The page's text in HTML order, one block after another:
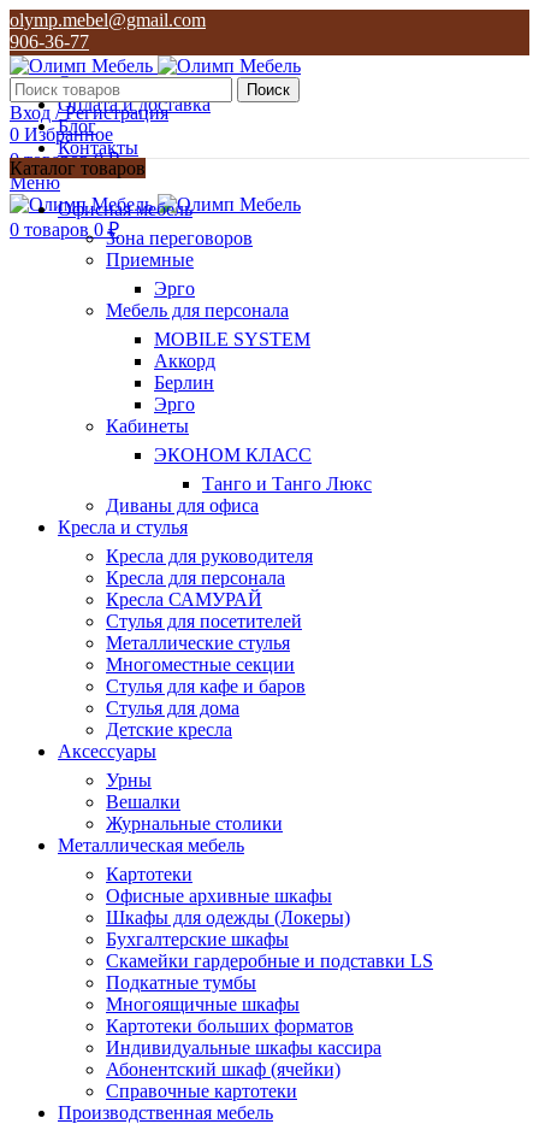
olymp.mebel@gmail.com
906-36-77
О нас
Оплата и доставка
Блог
Контакты
906-36-77
Поиск
Вход / Регистрация
0 Избранное
0товаров 0₽
Меню
0 товаров 0₽
Каталог товаров
Офисная мебель
Зона переговоров
Приемные
Эрго
Мебель для персонала
MOBILE SYSTEM
Аккорд
Берлин
Эрго
Кабинеты
ЭКОНОМ КЛАСС
Танго и Танго Люкс
Диваны для офиса
Кресла и стулья
Кресла для руководителя
Кресла для персонала
Кресла САМУРАЙ
Стулья для посетителей
Металлические стулья
Многоместные секции
Стулья для кафе и баров
Стулья для дома
Детские кресла
Аксессуары
Урны
Вешалки
Журнальные столики
Металлическая мебель
Картотеки
Офисные архивные шкафы
Шкафы для одежды (Локеры)
Бухгалтерские шкафы
Скамейки гардеробные и подставки LS
Подкатные тумбы
Многоящичные шкафы
Картотеки больших форматов
Индивидуальные шкафы кассира
Абонентский шкаф (ячейки)
Справочные картотеки
Производственная мебель